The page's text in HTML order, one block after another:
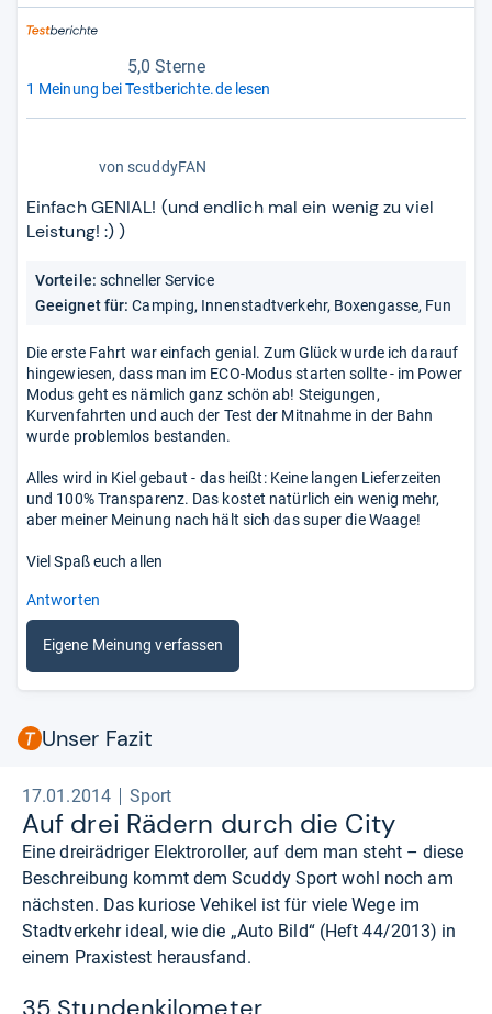
5,0 Sterne
1 Meinung bei Testberichte.de lesen
5
Sternen
von scuddyFAN
Einfach GENIAL! (und endlich mal ein wenig zu viel
Leistung! :) )
Vorteile: schneller Service
Geeignet für: Camping, Innenstadtverkehr, Boxengasse, Fun
Die erste Fahrt war einfach genial. Zum Glück wurde ich darauf
hingewiesen, dass man im ECO-Modus starten sollte - im Power
Modus geht es nämlich ganz schön ab! Steigungen,
Kurvenfahrten und auch der Test der Mitnahme in der Bahn
wurde problemlos bestanden.
Alles wird in Kiel gebaut - das heißt: Keine langen Lieferzeiten
und 100% Transparenz. Das kostet natürlich ein wenig mehr,
aber meiner Meinung nach hält sich das super die Waage!
Viel Spaß euch allen
Antworten
Eigene Meinung verfassen
Unser Fazit
17.01.2014 Sport
Auf drei Rädern durch die City
Eine dreirädriger Elektroroller, auf dem man steht – diese
Beschreibung kommt dem Scuddy Sport wohl noch am
nächsten. Das kuriose Vehikel ist für viele Wege im
Stadtverkehr ideal, wie die „Auto Bild“ (Heft 44/2013) in
einem Praxistest herausfand.